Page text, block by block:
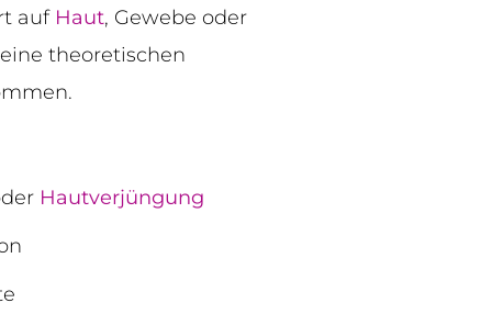
auf Haut, Gewebe oder
theoretischen
Hautverjüngung